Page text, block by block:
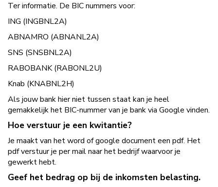
Ter informatie. De BIC nummers voor:
ING (INGBNL2A)
ABNAMRO (ABNANL2A)
SNS (SNSBNL2A)
RABOBANK (RABONL2U)
Knab (KNABNL2H)
Als jouw bank hier niet tussen staat kan je heel
gemakkelijk het BIC-nummer van je bank via Google vinden.
Hoe verstuur je een kwitantie?
Je maakt van het word of google document een pdf. Het
pdf verstuur je per mail naar het bedrijf waarvoor je
gewerkt hebt.
Geef het bedrag op bij de inkomsten belasting.